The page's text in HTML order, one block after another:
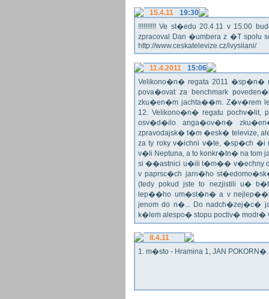
15.4.11
19:30
!!!!!!!!!! Ve st�edu 20.4.11 v 15:00
zpracoval Dan �umbera z �T spolu
http://www.ceskatelevize.cz/ivysilani/
11.4.2011
15:06
Velikono�n� regata 2011 �sp�n�
pova�ovat za benchmark
zku�en�m jachta��m. Z�v�rem
12. Velikono�n� regatu
osv�d�ilo anga�ov�n�
zpravodajsk� t�m �esk� televize,
za ty roky v�ichni v�te, �sp�ch
v�li Neptuna, a to konkr�tn� na tom
si ��astnici u�ili t�m�� v�echny
v paprsc�ch jarn�ho
(tedy pokud jste to nezjistili u�
lep��ho um�st�n� a v
jenom do n�... Do nadch�zej�c�
k�lem alespo� stopu poctiv�
8.4.11
1. m�sto - Hramina 1, JAN